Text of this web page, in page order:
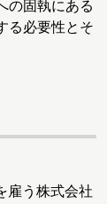
の固執にある
る必要性とそ
雇う株式会社